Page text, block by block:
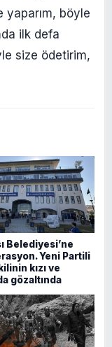
yaparım, böyle
ilk defa
size ödetirim,
Belediyesi’ne
Yeni Partili
kızı ve
gözaltında